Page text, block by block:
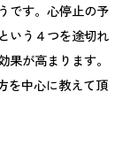
です。心停止の予
いう４つを途切れ
が高まります。
を中心に教えて頂